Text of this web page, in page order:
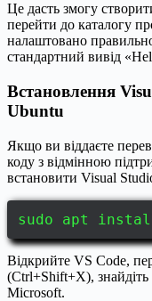
Це дасть змогу
перейти до каталогу
налаштовано
стандартний вивід
Встановлення
Ubuntu
Якщо ви віддаєте
коду з відмінною
встановити Visual
sudo apt
Відкрийте VS Code,
(Ctrl+Shift+X), знайдіть
Microsoft.